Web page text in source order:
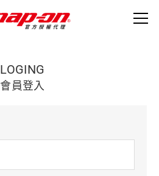
LOGING
會員登入